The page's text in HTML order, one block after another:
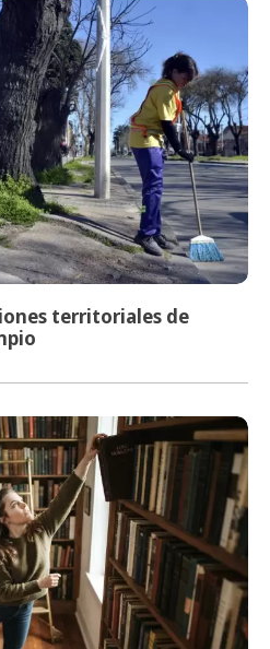
territoriales de